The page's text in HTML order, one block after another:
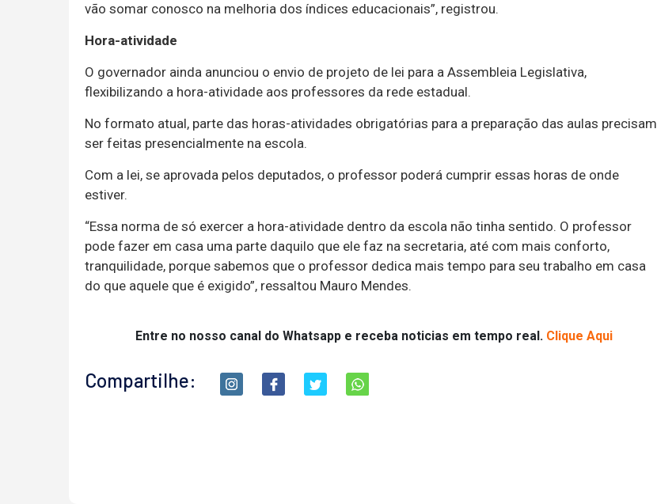
vão somar conosco na melhoria dos índices educacionais”, registrou.
Hora-atividade
O governador ainda anunciou o envio de projeto de lei para a Assembleia Legislativa,
flexibilizando a hora-atividade aos professores da rede estadual.
No formato atual, parte das horas-atividades obrigatórias para a preparação das aulas precisam
ser feitas presencialmente na escola.
Com a lei, se aprovada pelos deputados, o professor poderá cumprir essas horas de onde
estiver.
“Essa norma de só exercer a hora-atividade dentro da escola não tinha sentido. O professor
pode fazer em casa uma parte daquilo que ele faz na secretaria, até com mais conforto,
tranquilidade, porque sabemos que o professor dedica mais tempo para seu trabalho em casa
do que aquele que é exigido”, ressaltou Mauro Mendes.
Entre no nosso canal do Whatsapp e receba noticias em tempo real. Clique Aqui
Compartilhe: